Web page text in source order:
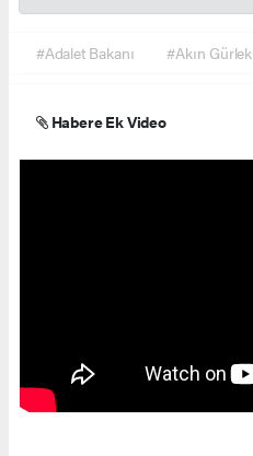
#Adalet Bakanı #Akın Gürlek
Habere Ek Video